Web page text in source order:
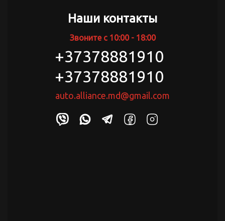
Наши контакты
Звоните с 10:00 - 18:00
+37378881910
+37378881910
auto.alliance.md@gmail.com